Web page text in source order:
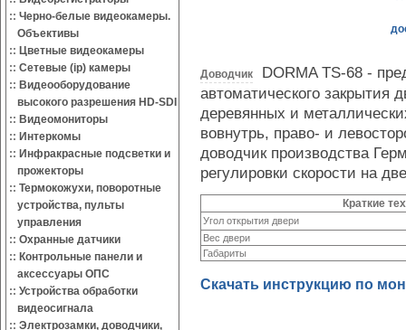
:: Черно-белые видеокамеры.
Объективы
:: Цветные видеокамеры
:: Сетевые (ip) камеры
:: Видеооборудование
высокого разрешения HD-SDI
:: Видеомониторы
:: Интеркомы
:: Инфракрасные подсветки и
прожекторы
:: Термокожухи, поворотные
устройства, пульты
управления
:: Охранные датчики
:: Контрольные панели и
аксессуары ОПС
:: Устройства обработки
видеосигнала
:: Электрозамки, доводчики,
Доводчик
DORMA TS-68 -
автоматического
деревянных и
вовнутрь, право- и
доводчик производства
регулировки скорости на
Краткие
Угол открытия двери
Вес двери
Габариты
Скачать инструкцию по